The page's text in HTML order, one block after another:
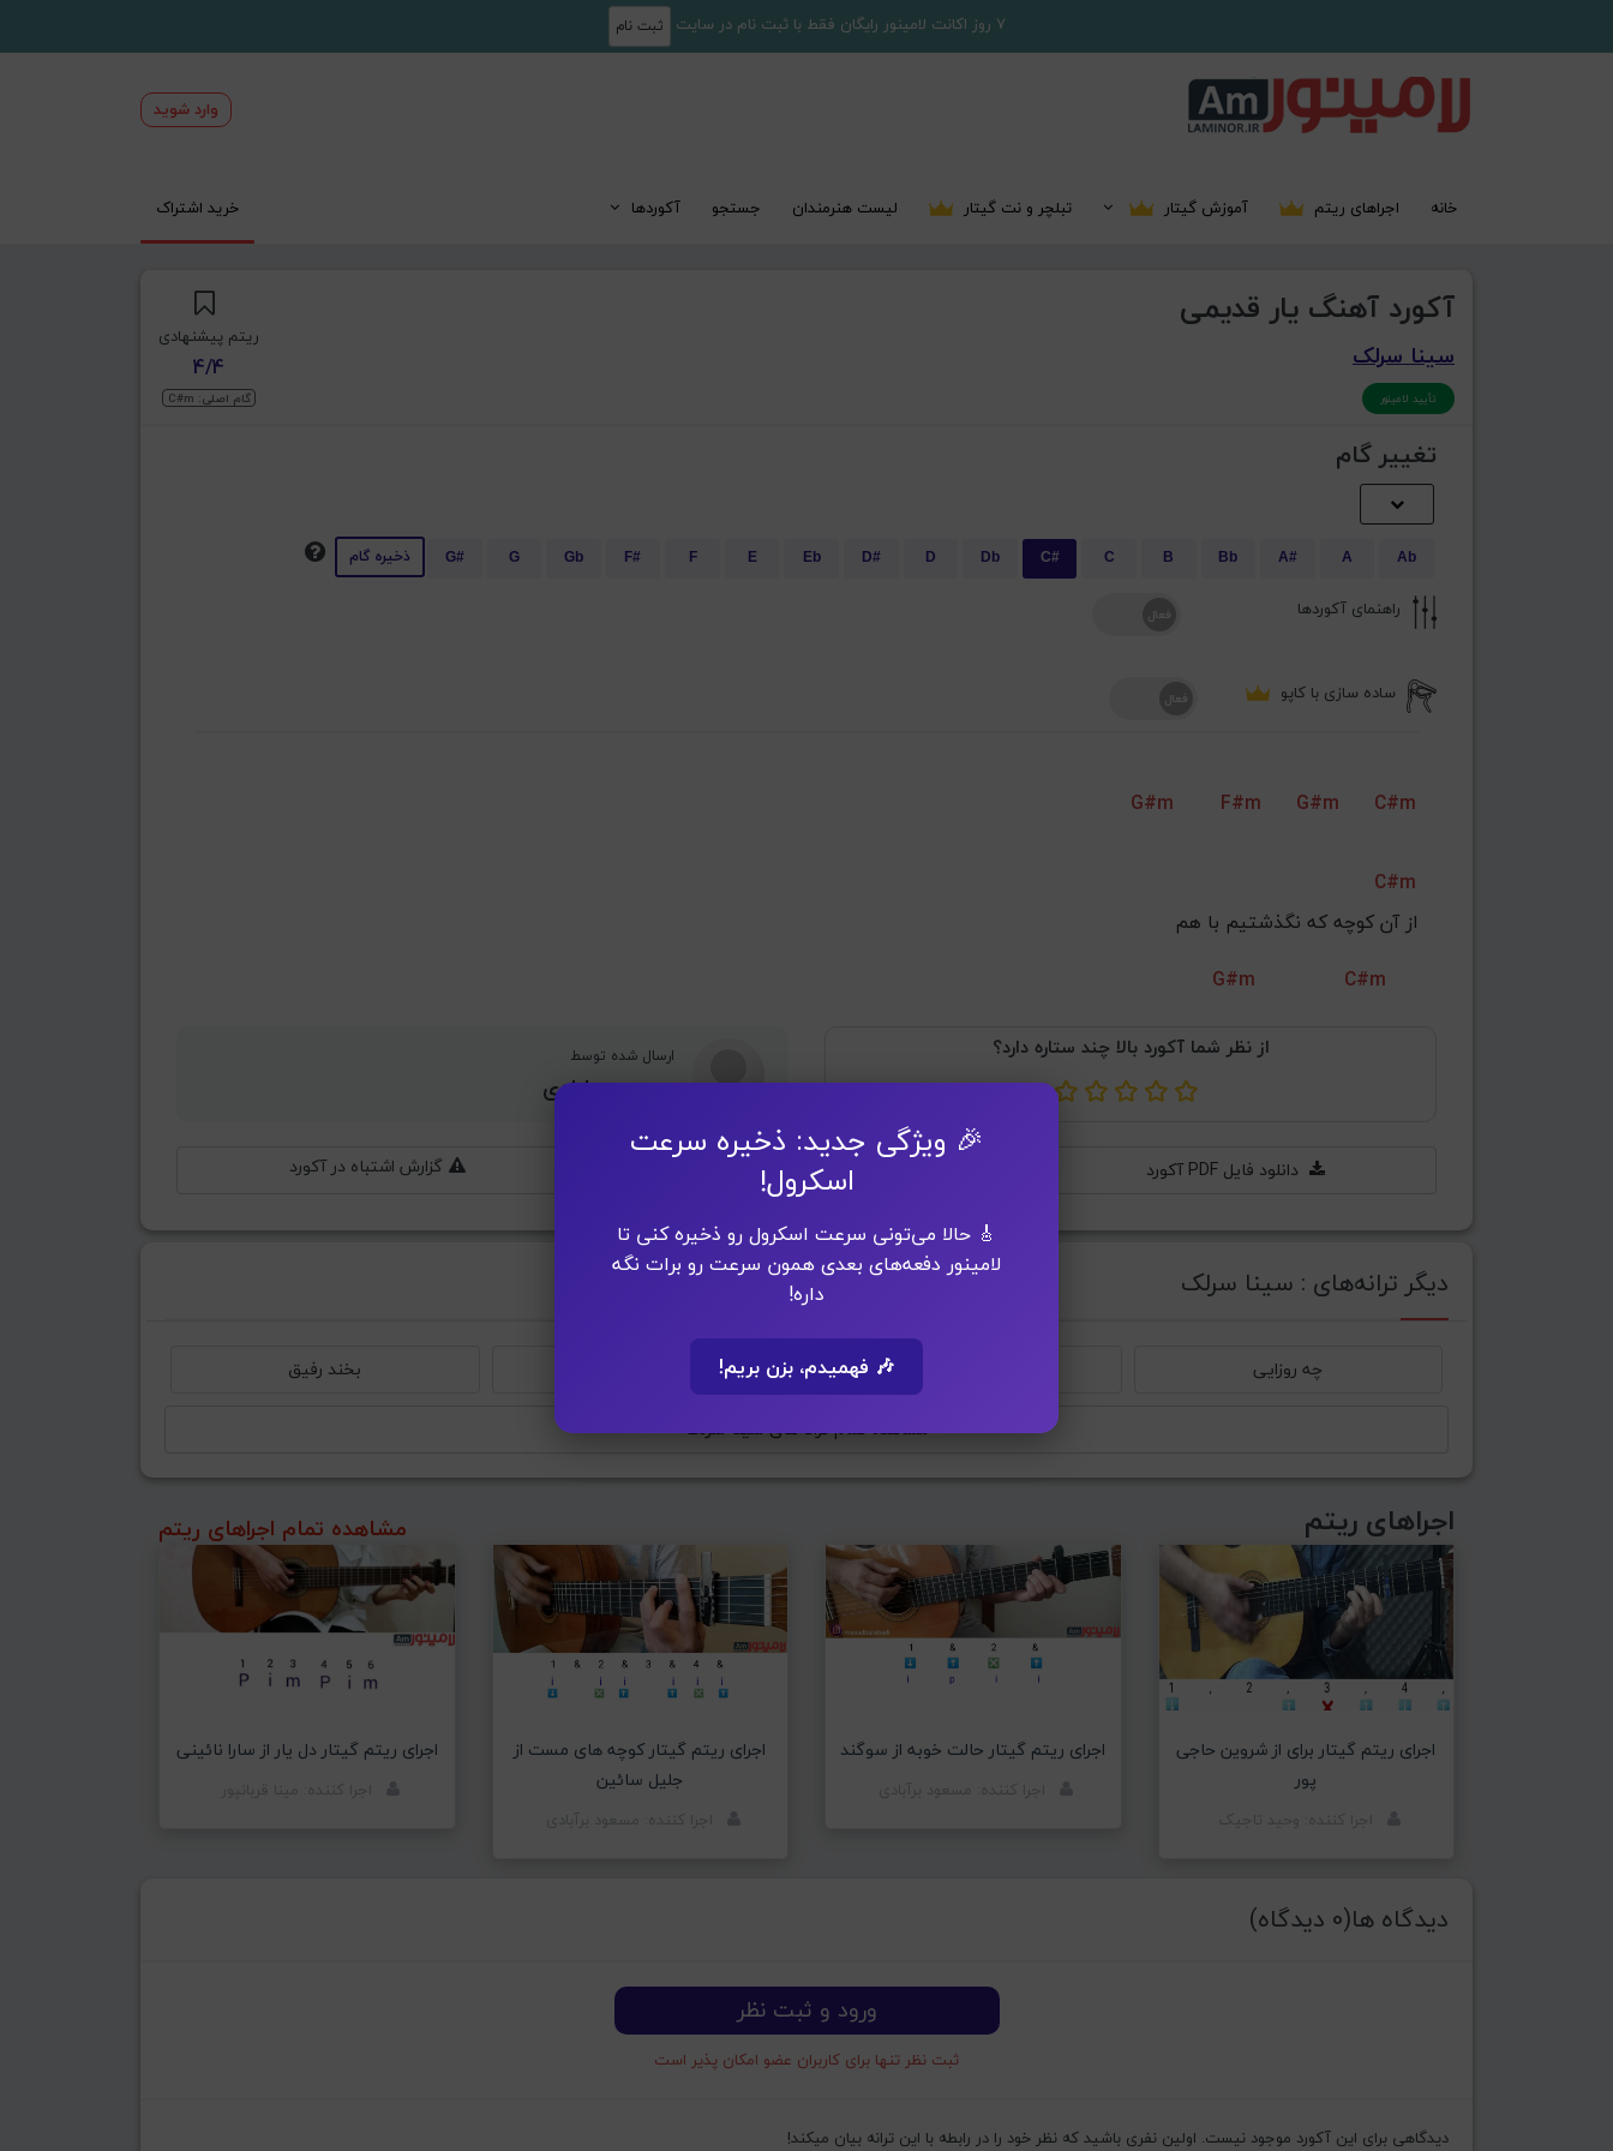
7 روز اکانت لامینور رایگان فقط با ثبت نام در سایت ثبت نام
وارد شوید
خانه اجراهای ریتم آموزش گیتار تبلچر و نت گیتار لیست هنرمندان جستجو آکوردها خرید اشتراک
آکورد آهنگ یار قدیمی
سینا سرلک
تأیید لامینور
ریتم پیشنهادی
4/4
گام اصلی: C#m
تغییر گام
🎉 ویژگی جدید: ذخیره سرعت
اسکرول!
🎸 حالا می‌تونی سرعت اسکرول رو ذخیره کنی تا
لامینور دفعه‌های بعدی همون سرعت رو برات نگه
داره!
🎶 فهمیدم، بزن بریم!
Ab
A
A#
Bb
B
C
C#
Db
D
D#
Eb
E
F
F#
Gb
G
G# ذخیره گام
راهنمای آکوردها
ساده سازی با کاپو
G#m F#m G#m C#m
C#m
از آن کوچه که نگذشتیم با هم
G#m
C#m
از نظر شما آکورد بالا چند ستاره دارد؟ ارسال شده توسط
مسعود برابادی
افزودن به پلی لیست گزارش اشتباه در آکورد
دیگر ترانه‌های : سینا سرلک
چه روزایی
بخند رفیق
مشاهده تمام ترانه‌های سینا سرلک
اجراهای ریتم مشاهده تمام اجراهای ریتم
اجرای ریتم گیتار برای از شروین حاجی
پور
اجرای ریتم گیتار حالت خوبه از سوگند
اجرای ریتم گیتار کوچه های مست از
جلیل سائین
اجرای ریتم گیتار دل یار از سارا نائینی
دیدگاه ها(0 دیدگاه)
ورود و ثبت نظر
ثبت نظر تنها برای کاربران عضو امکان پذیر است
دیدگاهی برای این آکورد موجود نیست. اولین نفری باشید که نظر خود را در رابطه با این ترانه بیان میکند!